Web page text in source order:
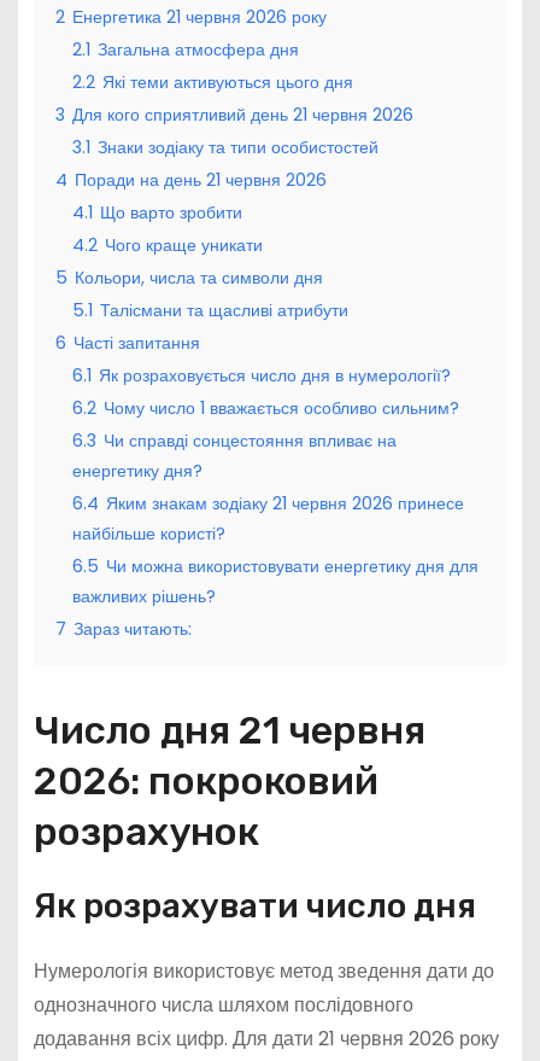
2 Енергетика 21 червня 2026 року
2.1 Загальна атмосфера дня
2.2 Які теми активуються цього дня
3 Для кого сприятливий день 21 червня 2026
3.1 Знаки зодіаку та типи особистостей
4 Поради на день 21 червня 2026
4.1 Що варто зробити
4.2 Чого краще уникати
5 Кольори, числа та символи дня
5.1 Талісмани та щасливі атрибути
6 Часті запитання
6.1 Як розраховується число дня в нумерології?
6.2 Чому число 1 вважається особливо сильним?
6.3 Чи справді сонцестояння впливає на
енергетику дня?
6.4 Яким знакам зодіаку 21 червня 2026 принесе
найбільше користі?
6.5 Чи можна використовувати енергетику дня для
важливих рішень?
7 Зараз читають:
Число дня 21 червня
2026: покроковий
розрахунок
Як розрахувати число дня
Нумерологія використовує метод зведення дати до
однозначного числа шляхом послідовного
додавання всіх цифр. Для дати 21 червня 2026 року